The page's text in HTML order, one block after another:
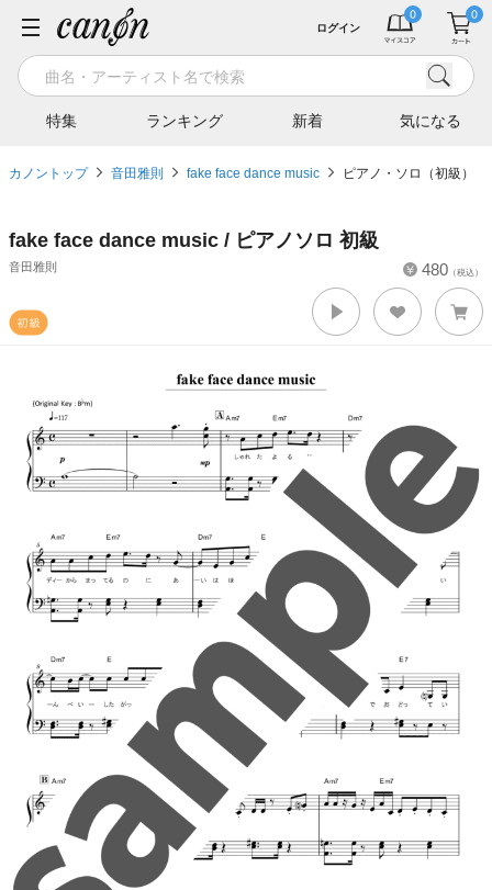
特集 ランキング 新着 気になる
ログイン
カノントップ 音田雅則 fake face dance music ピアノ・ソロ（初級）
fake face dance music / ピアノソロ 初級
音田雅則 480 （税込）